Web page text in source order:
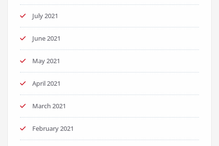
July 2021
June 2021
May 2021
April 2021
March 2021
February 2021